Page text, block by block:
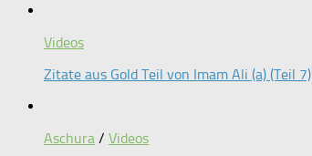
Videos
Zitate aus Gold Teil von Imam Ali (a) (Teil 7)
Aschura / Videos